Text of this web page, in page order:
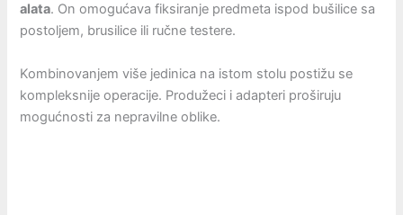
alata. On omogućava fiksiranje predmeta ispod bušilice sa
postoljem, brusilice ili ručne testere.
Kombinovanjem više jedinica na istom stolu postižu se
kompleksnije operacije. Produžeci i adapteri proširuju
mogućnosti za nepravilne oblike.